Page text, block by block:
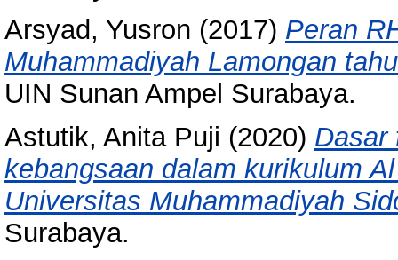
Arsyad, Yusron (2017) Peran
Muhammadiyah Lamongan
UIN Sunan Ampel Surabaya.
Astutik, Anita Puji (2020) Dasar
kebangsaan dalam kurikulum
Universitas Muhammadiyah
Surabaya.